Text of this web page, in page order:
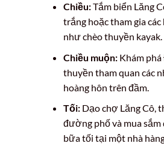
Chiều:Tắm biển Lăng
trắng hoặc tham gia
như chèo thuyền kayak.
Chiều muộn:Khám phá
thuyền tham quan các
hoàng hôn trên đầm.
Tối:Dạo chợ Lăng Cô,
đường phố và mua
bữa tối tại một nhà